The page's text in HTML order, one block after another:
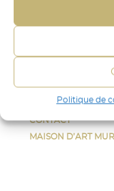
des données à
informations
Identifier les
demandées
Politique de
STÉPHANIE
PAPIER-PEINT
AUTRES
CONTACT
MAISON D’ART